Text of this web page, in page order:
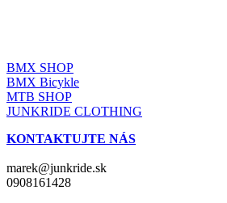
BMX SHOP
BMX Bicykle
MTB SHOP
JUNKRIDE CLOTHING
KONTAKTUJTE NÁS
marek@junkride.sk
0908161428